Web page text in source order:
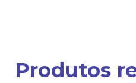
Produtos